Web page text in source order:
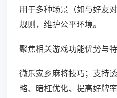
用于多种场景（如与好友
规则，维护公平环境。
聚焦相关游戏功能优势与特
微乐家乡麻将技巧；支持
略、暗杠优化、提高好牌